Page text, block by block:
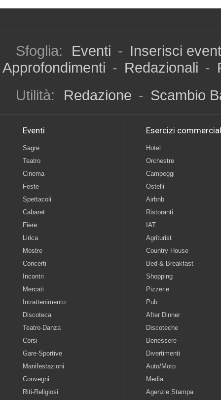
Sfoglia: Eventi - Inserisci
Approfondimenti - Redazionali -
Utilità:
Redazione - Scambio
Eventi
Sagre
Teatro
Cinema
Feste
Spettacoli
Cabaret
Fiere
Lirica
Mostre
Concerti
Incontri
Mercati
Intrattenimento
Discoteca
Teatro-Danza
Corsi
Gare-Sportive
Manifestazioni
Convegni
Riti-Religiosi
Esercizi
Hotel
Orchestre
Campeggi
Ostelli
Airbnb
Ristoranti
IAT
Agriturist
Country House
Bed & Breakfast
Shopping
Pizzerie
Pub
After Dinner
Discoteche
Benessere
Divertimenti
Auto/Moto
Media
Agenzie Stampa